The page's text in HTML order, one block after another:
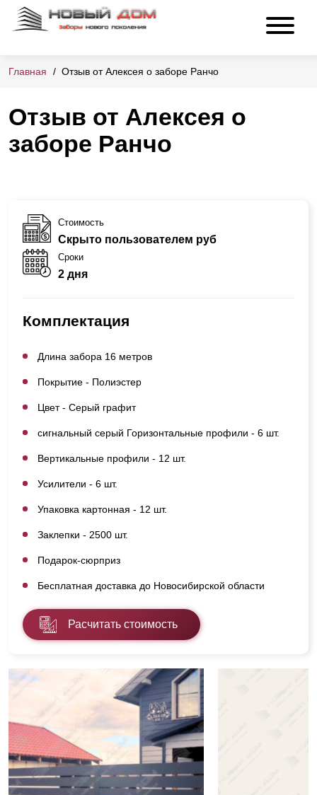
Главная Отзыв от Алексея о заборе Ранчо
Отзыв от Алексея о
заборе Ранчо
Стоимость
Скрыто пользователем руб
Сроки
2 дня
Комплектация
Длина забора 16 метров
Покрытие - Полиэстер
Цвет - Серый графит
сигнальный серый Горизонтальные профили - 6 шт.
Вертикальные профили - 12 шт.
Усилители - 6 шт.
Упаковка картонная - 12 шт.
Заклепки - 2500 шт.
Подарок-сюрприз
Бесплатная доставка до Новосибирской области
Расчитать стоимость